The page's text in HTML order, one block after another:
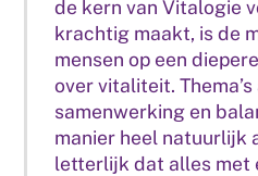
de kern van Vitalogie
krachtig maakt, is de
mensen op een
over vitaliteit.
samenwerking en
manier heel natuurlijk
letterlijk dat alles met